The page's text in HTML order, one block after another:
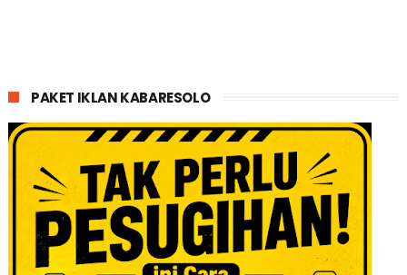
PAKET IKLAN KABARESOLO